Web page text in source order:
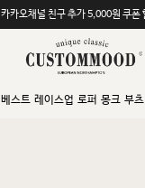
모바일 앱 자동 2,000원 할인
베스트 레이스업 로퍼 몽크 부츠